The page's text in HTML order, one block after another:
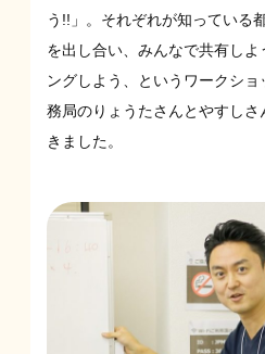
う!!」。それぞれが知っている
を出し合い、みんなで共有し
ングしよう、というワークシ
務局のりょうたさんとやすし
きました。